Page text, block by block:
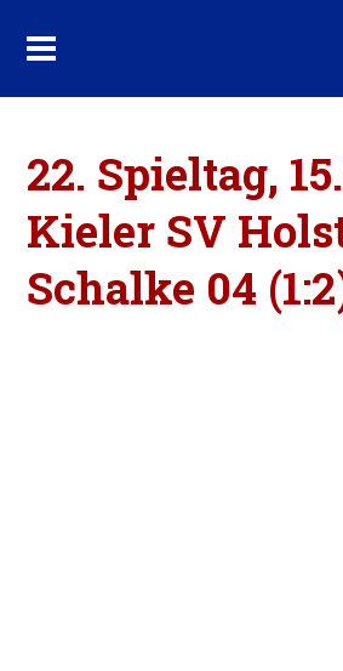
22. Spieltag,
Kieler SV
Schalke 04